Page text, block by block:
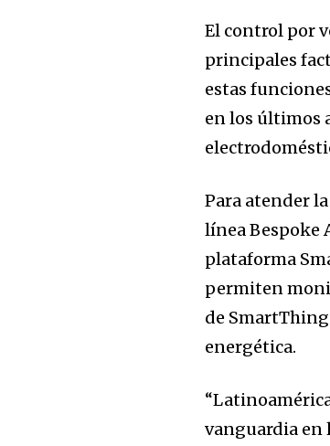
El control por
principales
estas
en los últimos
Para atender
línea Bespoke
plataforma
permiten
de
energética.
vanguardia en